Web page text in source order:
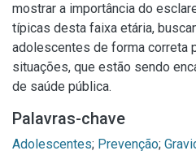
mostrar a importância do
típicas desta faixa etária,
adolescentes de forma correta
situações, que estão sendo
de saúde pública.
Palavras-chave
Adolescentes; Prevenção;